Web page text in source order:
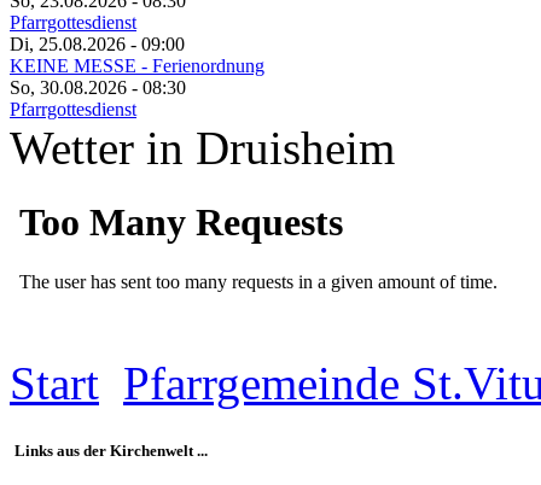
Pfarrgottesdienst
Di, 25.08.2026 - 09:00
KEINE MESSE - Ferienordnung
So, 30.08.2026 - 08:30
Pfarrgottesdienst
Wetter in Druisheim
Start Pfarrgemeinde
Links aus der Kirchenwelt ...